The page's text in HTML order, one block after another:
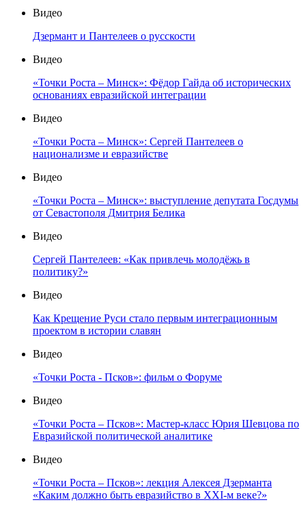
Видео
Дзермант и Пантелеев о русскости
Видео
«Точки Роста – Минск»: Фёдор Гайда об исторических
основаниях евразийской интеграции
Видео
«Точки Роста – Минск»: Сергей Пантелеев о
национализме и евразийстве
Видео
«Точки Роста – Минск»: выступление депутата Госдумы
от Севастополя Дмитрия Белика
Видео
Сергей Пантелеев: «Как привлечь молодёжь в
политику?»
Видео
Как Крещение Руси стало первым интеграционным
проектом в истории славян
Видео
«Точки Роста - Псков»: фильм о Форуме
Видео
«Точки Роста – Псков»: Мастер-класс Юрия Шевцова по
Евразийской политической аналитике
Видео
«Точки Роста – Псков»: лекция Алексея Дзерманта
«Каким должно быть евразийство в XXI-м веке?»